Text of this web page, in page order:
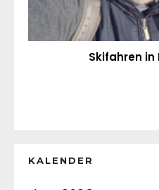
Skifahren in
KALENDER